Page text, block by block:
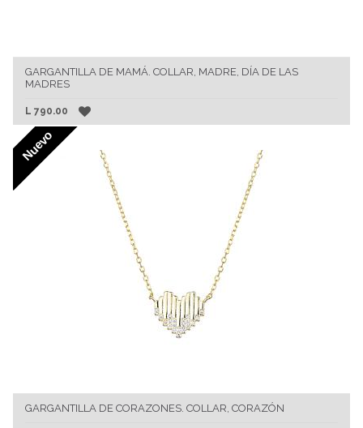
GARGANTILLA DE MAMÁ. COLLAR, MADRE, DÍA DE LAS
MADRES
L 790.00
Nuevo
GARGANTILLA DE CORAZONES. COLLAR, CORAZÓN